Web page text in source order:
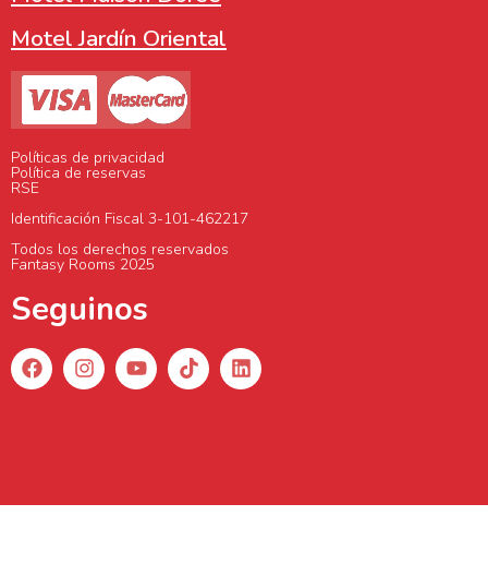
Motel Jardín Oriental
Políticas de privacidad
Política de reservas
RSE
Identificación Fiscal 3-101-462217
Todos los derechos reservados
Fantasy Rooms 2025
Seguinos